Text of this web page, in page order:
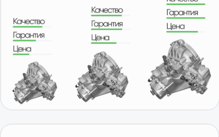
Ежедневная доставка по Москве и области.
Еженедельная доставка по регионам нашего
присутствия. А в регионы, в которых мы не
представлены, отправляем заказы транспортными
компаниями с оплатой после получения товара.